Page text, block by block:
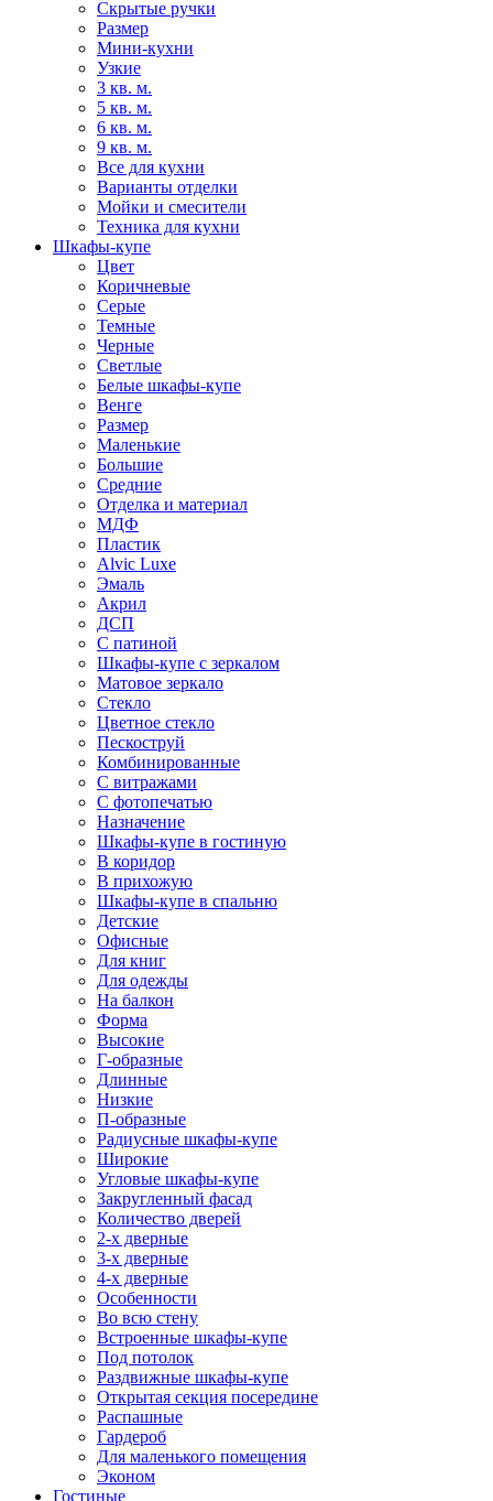
Скрытые ручки
Размер
Мини-кухни
Узкие
3 кв. м.
5 кв. м.
6 кв. м.
9 кв. м.
Все для кухни
Варианты отделки
Мойки и смесители
Техника для кухни
Шкафы-купе
Цвет
Коричневые
Серые
Темные
Черные
Светлые
Белые шкафы-купе
Венге
Размер
Маленькие
Большие
Средние
Отделка и материал
МДФ
Пластик
Alvic Luxe
Эмаль
Акрил
ДСП
С патиной
Шкафы-купе с зеркалом
Матовое зеркало
Стекло
Цветное стекло
Пескоструй
Комбинированные
С витражами
С фотопечатью
Назначение
Шкафы-купе в гостиную
В коридор
В прихожую
Шкафы-купе в спальню
Детские
Офисные
Для книг
Для одежды
На балкон
Форма
Высокие
Г-образные
Длинные
Низкие
П-образные
Радиусные шкафы-купе
Широкие
Угловые шкафы-купе
Закругленный фасад
Количество дверей
2-х дверные
3-х дверные
4-х дверные
Особенности
Во всю стену
Встроенные шкафы-купе
Под потолок
Раздвижные шкафы-купе
Открытая секция посередине
Распашные
Гардероб
Для маленького помещения
Эконом
Гостиные